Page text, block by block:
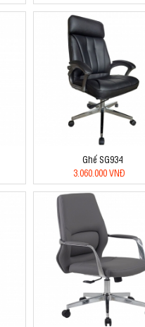
Ghế SG934
3.060.000 VNĐ